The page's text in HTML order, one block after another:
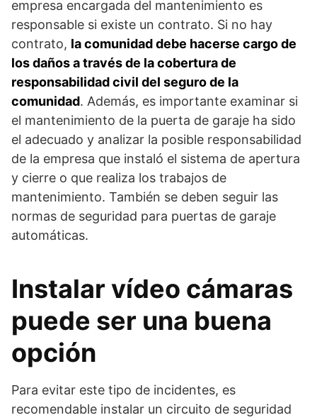
empresa encargada del mantenimiento es
responsable si existe un contrato. Si no hay
contrato, la comunidad debe hacerse cargo de
los daños a través de la cobertura de
responsabilidad civil del seguro de la
comunidad. Además, es importante examinar si
el mantenimiento de la puerta de garaje ha sido
el adecuado y analizar la posible responsabilidad
de la empresa que instaló el sistema de apertura
y cierre o que realiza los trabajos de
mantenimiento. También se deben seguir las
normas de seguridad para puertas de garaje
automáticas.
Instalar vídeo cámaras
puede ser una buena
opción
Para evitar este tipo de incidentes, es
recomendable instalar un circuito de seguridad